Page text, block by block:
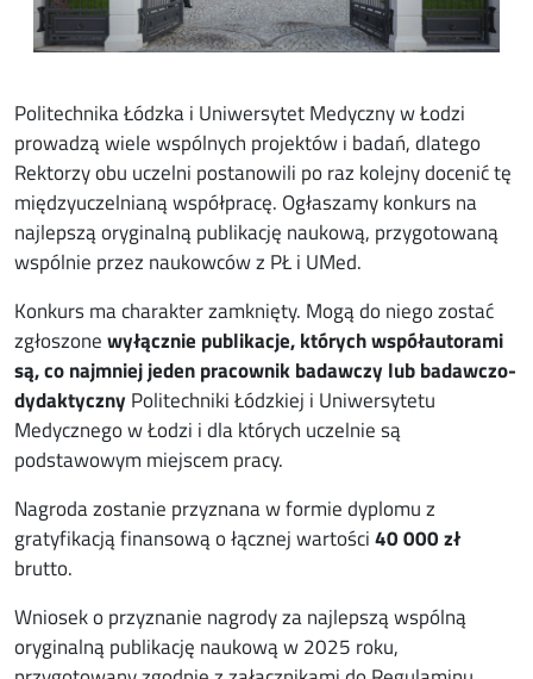
Politechnika Łódzka i Uniwersytet Medyczny w Łodzi
prowadzą wiele wspólnych projektów i badań, dlatego
Rektorzy obu uczelni postanowili po raz kolejny docenić tę
międzyuczelnianą współpracę. Ogłaszamy konkurs na
najlepszą oryginalną publikację naukową, przygotowaną
wspólnie przez naukowców z PŁ i UMed.
Konkurs ma charakter zamknięty. Mogą do niego zostać
zgłoszonewyłącznie publikacje, których współautorami
są, co najmniej jeden pracownik badawczy lub badawczo-
dydaktyczny Politechniki Łódzkiej i Uniwersytetu
Medycznego w Łodzi i dla których uczelnie są
podstawowym miejscem pracy.
Nagroda zostanie przyznana w formie dyplomu z
gratyfikacją finansową o łącznej wartości40 000 zł
brutto.
Wniosek o przyznanie nagrody za najlepszą wspólną
oryginalną publikację naukową w 2025 roku,